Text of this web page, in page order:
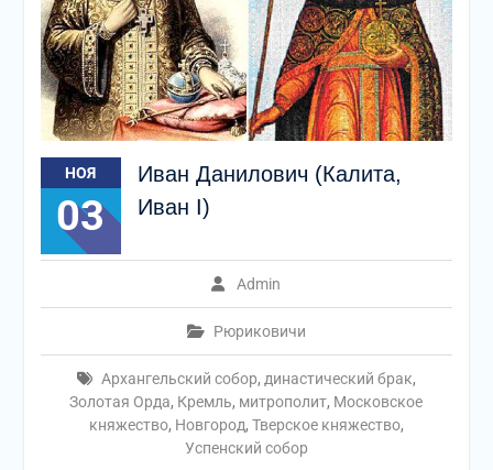
НОЯ
03
Иван Данилович (Калита,
Иван I)
Admin
Рюриковичи
Архангельский собор, династический брак,
Золотая Орда, Кремль, митрополит, Московское
княжество, Новгород, Тверское княжество,
Успенский собор